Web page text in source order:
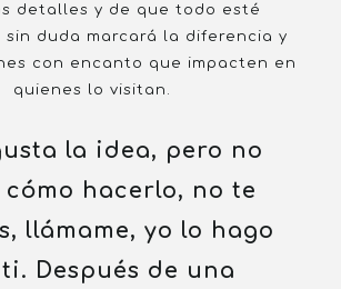
detalles y de que todo esté
sin duda marcará la diferencia y
con encanto que impacten en
quienes lo visitan.
la idea, pero no
cómo hacerlo, no te
llámame, yo lo hago
Después de una